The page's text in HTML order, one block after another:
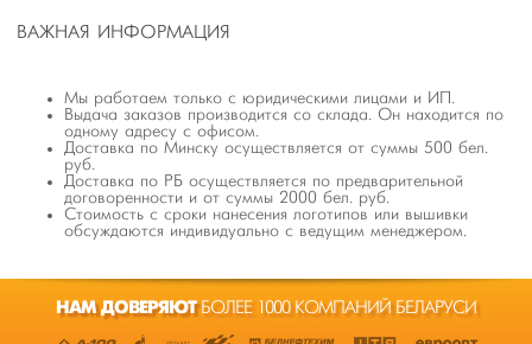
ВАЖНАЯ ИНФОРМАЦИЯ
Мы работаем только с юридическими лицами и ИП.
Выдача заказов производится со склада. Он находится по
одному адресу с офисом.
Доставка по Минску осуществляется от суммы 500 бел.
руб.
Доставка по РБ осуществляется по предварительной
договоренности и от суммы 2000 бел. руб.
Стоимость с сроки нанесения логотипов или вышивки
обсуждаются индивидуально с ведущим менеджером.
НАМ ДОВЕРЯЮТБОЛЕЕ 1000 КОМПАНИЙ БЕЛАРУСИ